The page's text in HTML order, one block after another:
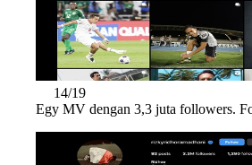
14/19
Egy MV dengan 3,3 juta followers.